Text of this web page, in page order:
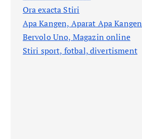
Ora exacta Stiri
Apa Kangen, Aparat Apa Kangen
Bervolo Uno, Magazin online
Stiri sport, fotbal,divertisment